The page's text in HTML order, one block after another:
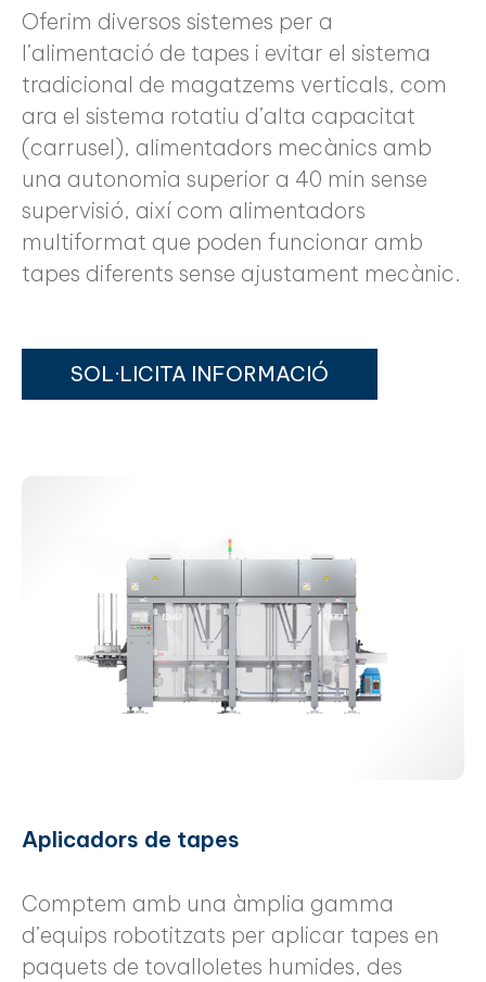
Oferim diversos sistemes per a
l’alimentació de tapes i evitar el sistema
tradicional de magatzems verticals, com
ara el sistema rotatiu d’alta capacitat
(carrusel), alimentadors mecànics amb
una autonomia superior a 40 min sense
supervisió, així com alimentadors
multiformat que poden funcionar amb
tapes diferents sense ajustament mecànic.
SOL·LICITA INFORMACIÓ
Aplicadors de tapes
Comptem amb una àmplia gamma
d’equips robotitzats per aplicar tapes en
paquets de tovalloletes humides, des